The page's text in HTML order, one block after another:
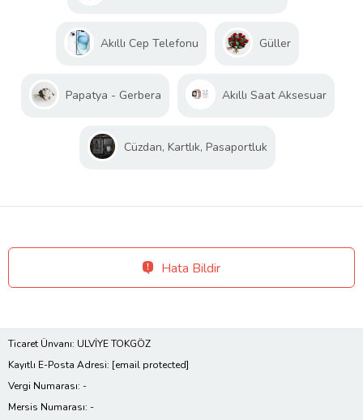
Akıllı Cep Telefonu Güller
Papatya - Gerbera Akıllı Saat Aksesuar
Cüzdan, Kartlık, Pasaportluk
Hata Bildir
Ticaret Ünvanı: ULVİYE TOKGÖZ
Kayıtlı E-Posta Adresi: [email protected]
Vergi Numarası: -
Mersis Numarası: -